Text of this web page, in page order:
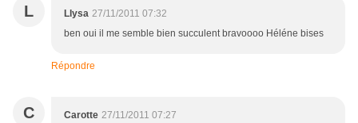
L Llysa 27/11/2011 07:32
ben oui il me semble bien succulent bravoooo Héléne bises
Répondre
C Carotte 27/11/2011 07:27